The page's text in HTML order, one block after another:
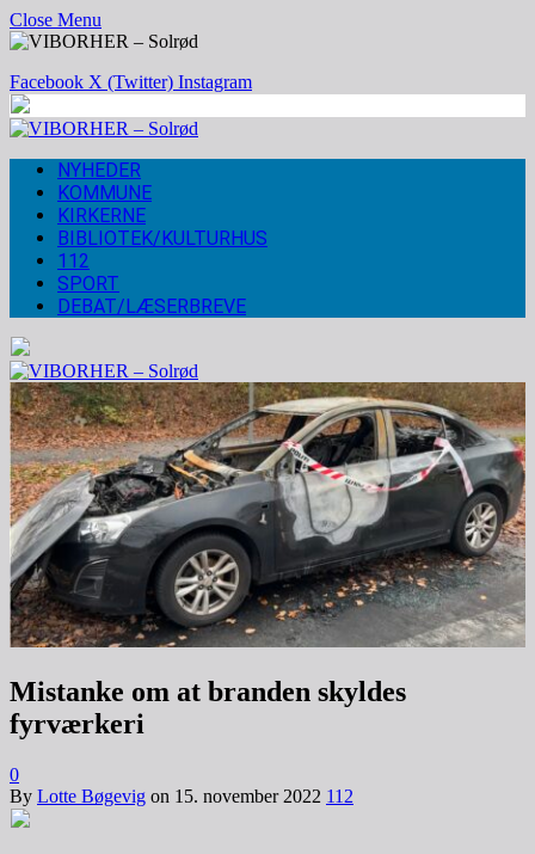
Close Menu
Facebook X (Twitter) Instagram
NYHEDER
KOMMUNE
KIRKERNE
BIBLIOTEK/KULTURHUS
112
SPORT
DEBAT/LÆSERBREVE
Mistanke om at branden skyldes
fyrværkeri
0
By Lotte Bøgevig on 15. november 2022 112